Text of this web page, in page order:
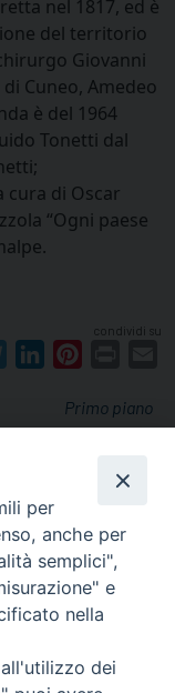
nel 1817, ed è
del territorio
Giovanni
Cuneo, Amedeo
è del 1964
Tonetti dal
cura di Oscar
“Ogni paese
.
condividi su
TelegramLinkedIn
Primo piano
per
anche per
semplici",
e
nella
dei